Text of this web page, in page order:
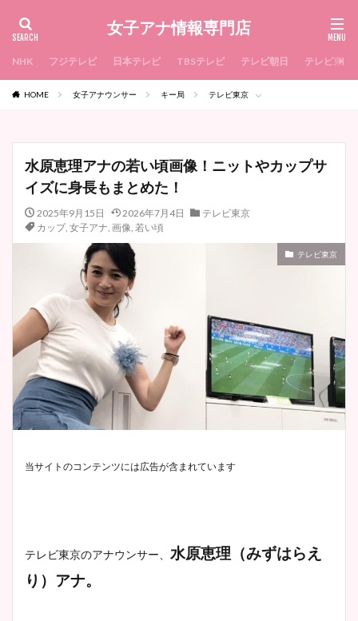
女子アナ情報専門店
NHK フジテレビ 日本テレビ TBSテレビ テレビ朝日 テレビ東京
HOME 女子アナウンサー キー局 テレビ東京
水原恵理アナの若い頃画像！ニットやカップサ
イズに身長もまとめた！
2025年9月15日 2026年7月4日
テレビ東京
カップ, 女子アナ, 画像, 若い頃
テレビ東京
当サイトのコンテンツには広告が含まれています
テレビ東京のアナウンサー、 水原恵理（みずはらえ
り）アナ。